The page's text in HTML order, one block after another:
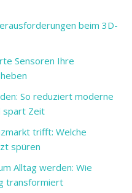
beim 3D-
Sensoren Ihre
So reduziert moderne
spart Zeit
trifft: Welche
spüren
Alltag werden: Wie
transformiert